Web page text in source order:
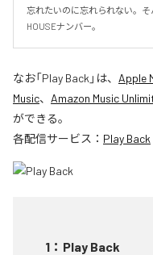
忘れたいのに忘れられない。
HOUSEナンバー。
なお「Play Back 」は、 Apple
Music、 Amazon Music
ができる。
各配信サービス： Play Back
1 ： Play Back